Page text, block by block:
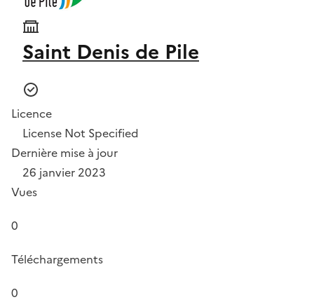
Saint Denis de Pile
Licence
License Not Specified
Dernière mise à jour
26 janvier 2023
Vues
0
Téléchargements
0